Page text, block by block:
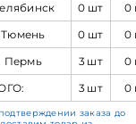
0 шт
0
Тюмень
0 шт
0
Пермь
3 шт
0
3 шт 0
заказа до